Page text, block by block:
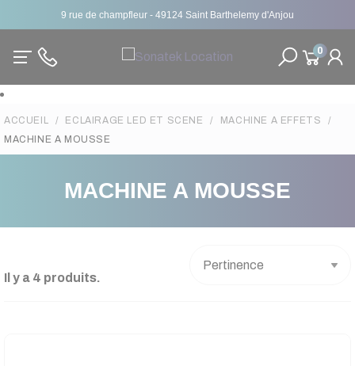
9 rue de champfleur - 49124 Saint Barthelemy d'Anjou
0
ACCUEIL ECLAIRAGE LED ET SCENE
MACHINE A EFFETS
MACHINE A MOUSSE
MACHINE A MOUSSE
Il y a 4 produits.